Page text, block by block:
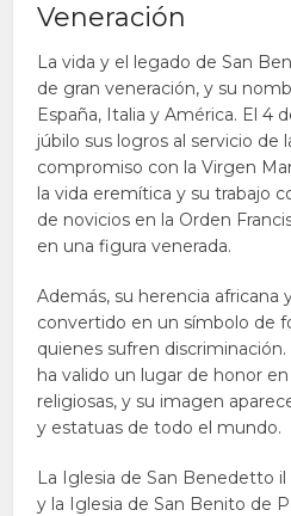
Veneración
La vida y el legado de San
de gran veneración, y su
España, Italia y América. El 4
júbilo sus logros al servicio de
compromiso con la Virgen
la vida eremítica y su trabajo
de novicios en la Orden
en una figura venerada.
Además, su herencia africana
convertido en un símbolo de
quienes sufren
ha valido un lugar de honor
religiosas, y su imagen
y estatuas de todo el mundo.
La Iglesia de San Benedetto
y la Iglesia de San Benito de